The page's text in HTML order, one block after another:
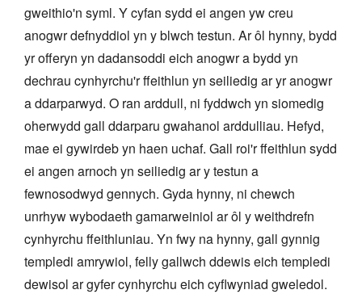
gweithio'n syml. Y cyfan sydd ei angen yw creu
anogwr defnyddiol yn y blwch testun. Ar ôl hynny, bydd
yr offeryn yn dadansoddi eich anogwr a bydd yn
dechrau cynhyrchu'r ffeithlun yn seiliedig ar yr anogwr
a ddarparwyd. O ran arddull, ni fyddwch yn siomedig
oherwydd gall ddarparu gwahanol arddulliau. Hefyd,
mae ei gywirdeb yn haen uchaf. Gall roi'r ffeithlun sydd
ei angen arnoch yn seiliedig ar y testun a
fewnosodwyd gennych. Gyda hynny, ni chewch
unrhyw wybodaeth gamarweiniol ar ôl y weithdrefn
cynhyrchu ffeithluniau. Yn fwy na hynny, gall gynnig
templedi amrywiol, felly gallwch ddewis eich templedi
dewisol ar gyfer cynhyrchu eich cyflwyniad gweledol.